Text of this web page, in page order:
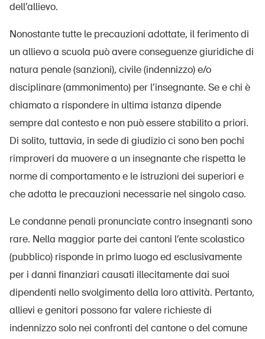
dell’allievo.
Nonostante tutte le precauzioni adottate, il ferimento di
un allievo a scuola può avere conseguenze giuridiche di
natura penale (sanzioni), civile (indennizzo) e/o
disciplinare (ammonimento) per l’insegnante. Se e chi è
chiamato a rispondere in ultima istanza dipende
sempre dal contesto e non può essere stabilito a priori.
Di solito, tuttavia, in sede di giudizio ci sono ben pochi
rimproveri da muovere a un insegnante che rispetta le
norme di comportamento e le istruzioni dei superiori e
che adotta le precauzioni necessarie nel singolo caso.
Le condanne penali pronunciate contro insegnanti sono
rare. Nella maggior parte dei cantoni l’ente scolastico
(pubblico) risponde in primo luogo ed esclusivamente
per i danni finanziari causati illecitamente dai suoi
dipendenti nello svolgimento della loro attività. Pertanto,
allievi e genitori possono far valere richieste di
indennizzo solo nei confronti del cantone o del comune